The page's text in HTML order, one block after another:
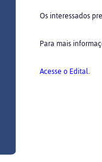
Os interessados
Para mais
Acesse o Edital.